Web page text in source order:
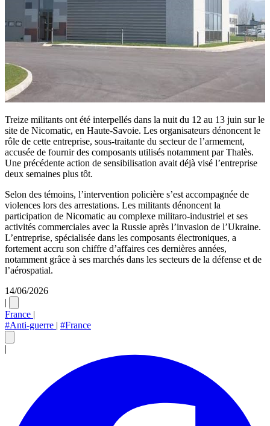
Treize militants ont été interpellés dans la nuit du 12 au 13 juin sur le
site de Nicomatic, en Haute-Savoie. Les organisateurs dénoncent le
rôle de cette entreprise, sous-traitante du secteur de l’armement,
accusée de fournir des composants utilisés notamment par Thalès.
Une précédente action de sensibilisation avait déjà visé l’entreprise
deux semaines plus tôt.
Selon des témoins, l’intervention policière s’est accompagnée de
violences lors des arrestations. Les militants dénoncent la
participation de Nicomatic au complexe militaro-industriel et ses
activités commerciales avec la Russie après l’invasion de l’Ukraine.
L’entreprise, spécialisée dans les composants électroniques, a
fortement accru son chiffre d’affaires ces dernières années,
notamment grâce à ses marchés dans les secteurs de la défense et de
l’aérospatial.
14/06/2026
|
France |
#Anti-guerre | #France
|